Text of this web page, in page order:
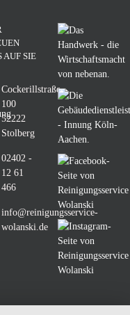
AUF SIE
Cockerillstraße
100
52222
Stolberg
02402 -
12 61
466
info@reinigungsservice-
wolanski.de